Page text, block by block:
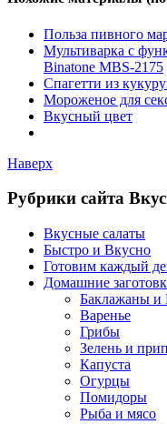
Польза пивного
Мультиварка с
Binatone MBS-2175
Спагетти из
Мороженое для
Вкусный цвет
Наверх
Рубрики сайта
Вкусные салаты
Быстро и Вкусно
Готовим каждый
Домашние
Баклажаны и
Варенье
Грибы
Зелень и
Капуста
Огурцы
Помидоры
Рыба и мясо